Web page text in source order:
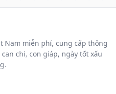
Nam miễn phí, cung cấp thông
chi, con giáp, ngày tốt xấu